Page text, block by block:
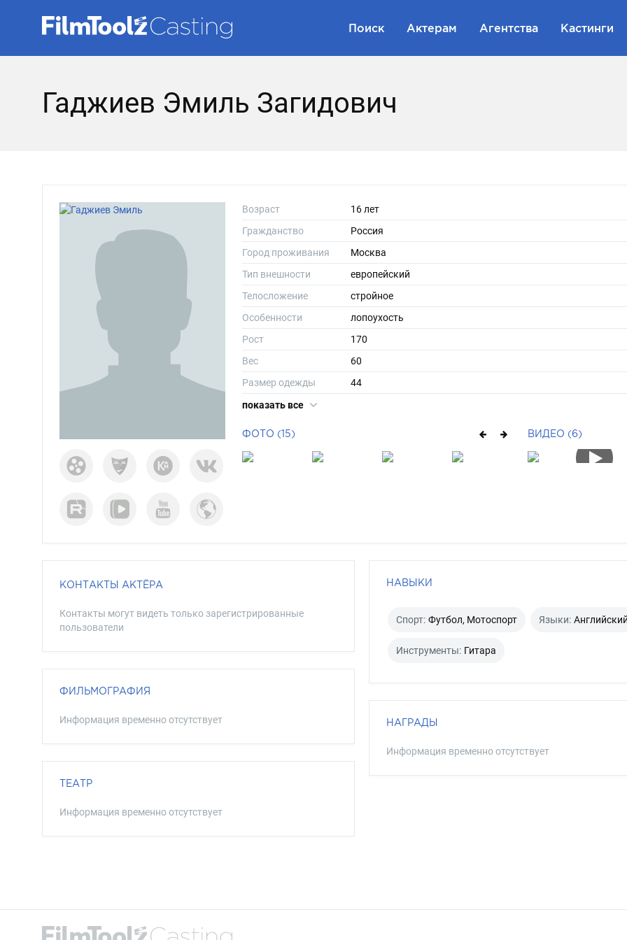
Поиск Актерам Агентства Кастинги
Гаджиев Эмиль Загидович
Возраст
16 лет
Гражданство
Россия
Город проживания
Москва
Тип внешности
европейский
Телосложение
стройное
Особенности
лопоухость
Рост
170
Вес
60
Размер одежды
44
Размер обуви
показать все
ФОТО (15) ВИДЕО (6)
КОНТАКТЫ АКТЁРА
Контакты могут видеть только зарегистрированные
пользователи
ФИЛЬМОГРАФИЯ
Информация временно отсутствует
ТЕАТР
Информация временно отсутствует
НАВЫКИ
Спорт: Футбол, Мотоспорт Языки:
Инструменты: Гитара
НАГРАДЫ
Информация временно отсутствует